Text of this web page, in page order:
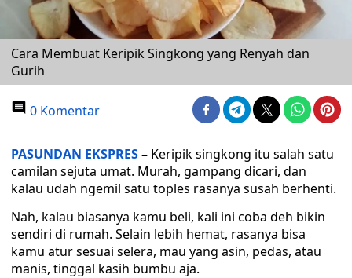
Cara Membuat Keripik Singkong yang Renyah dan
Gurih
0 Komentar
PASUNDAN EKSPRES– Keripik singkong itu salah satu
camilan sejuta umat. Murah, gampang dicari, dan
kalau udah ngemil satu toples rasanya susah berhenti.
Nah, kalau biasanya kamu beli, kali ini coba deh bikin
sendiri di rumah. Selain lebih hemat, rasanya bisa
kamu atur sesuai selera, mau yang asin, pedas, atau
manis, tinggal kasih bumbu aja.